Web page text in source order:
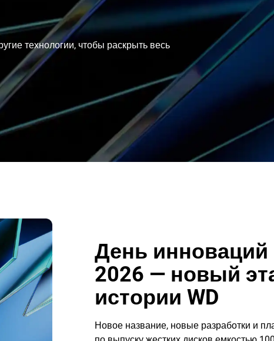
технологии, чтобы раскрыть весь
День инноваций
2026 — новый
истории WD
Новое название, новые разработки и